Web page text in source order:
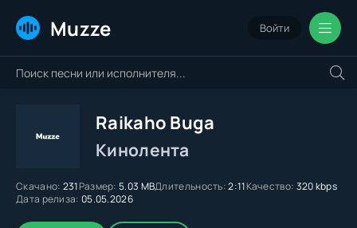
Muzze Войти
Raikaho Buga
Кинолента
Скачано: 231Размер: 5.03 MBДлительность:2:11Качество: 320 kbps
Дата релиза: 05.05.2026